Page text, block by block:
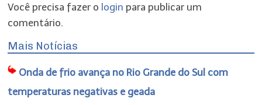
Você precisa fazer o login para publicar um
comentário.
Mais Notícias
Onda de frio avança no Rio Grande do Sul com
temperaturas negativas e geada